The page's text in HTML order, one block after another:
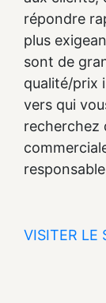
répondre
plus
sont de
qualité/prix
vers qui
recherchez
VISITER LE